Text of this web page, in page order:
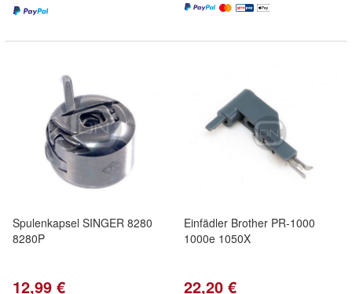
Spulenkapsel SINGER 8280
8280P
12,99 €
Einfädler Brother PR-1000
1000e 1050X
22,20 €